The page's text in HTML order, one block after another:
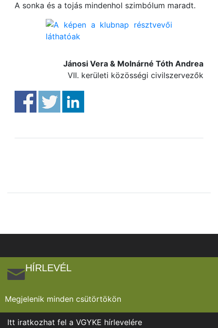
A sonka és a tojás mindenhol szimbólum maradt.
Jánosi Vera & Molnárné Tóth Andrea
VII. kerületi közösségi civilszervezők
HÍRLEVÉL
Megjelenik minden csütörtökön
Itt iratkozhat fel a VGYKE hírlevelére